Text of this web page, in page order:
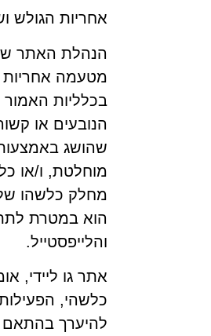
אחריות הגולש
הנהלת האתר
מטעמה אחריות
בכלליות האמור
הנובעים או
שהושג
מוחלטת, ו/או
מחלק כלשהו של
הוא במטרת לתת
והלייפסטייל.
אתר גו ליידי,
כלשהי,
להיערך בהתאם